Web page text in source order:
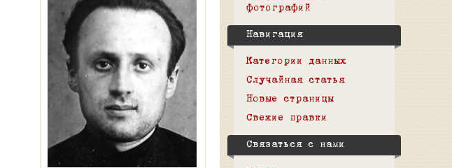
фотографий
Навигация
Категории данных
Случайная статья
Новые страницы
Свежие правки
Связаться с нами